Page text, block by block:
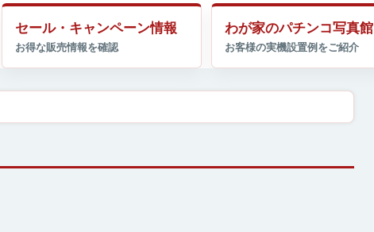
セール・キャンペーン情報 わが家のパチンコ写真館